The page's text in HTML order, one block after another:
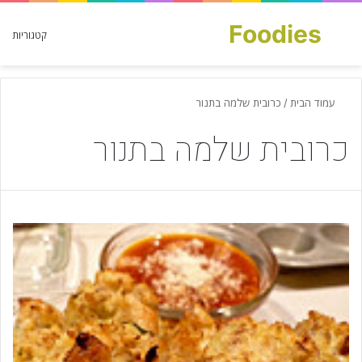
קטגוריות Foodies
חפש עבור
עמוד הבית / כרובית שלמה בתנור
כרובית שלמה בתנור